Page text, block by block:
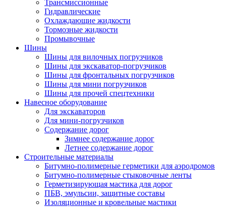
Трансмиссионные
Гидравлические
Охлаждающие жидкости
Тормозные жидкости
Промывочные
Шины
Шины для вилочных погрузчиков
Шины для экскаватор-погрузчиков
Шины для фронтальных погрузчиков
Шины для мини погрузчиков
Шины для прочей спецтехники
Навесное оборудование
Для экскаваторов
Для мини-погрузчиков
Содержание дорог
Зимнее содержание дорог
Летнее содержание дорог
Строительные материалы
Битумно-полимерные герметики для аэродромов
Битумно-полимерные стыковочные ленты
Герметизирующая мастика для дорог
ПБВ, эмульсии, защитные составы
Изоляционные и кровельные мастики